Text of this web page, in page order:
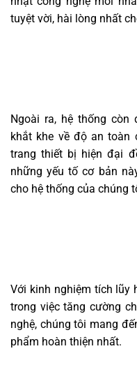
tuyệt vời, hài lòng nhất
Ngoài ra, hệ thống còn
khắt khe về độ an toàn
trang thiết bị hiện đại
những yếu tố cơ bản
cho hệ thống của chúng
Với kinh nghiệm tích lũy
trong việc tăng cường
nghệ, chúng tôi mang
phẩm hoàn thiện nhất.